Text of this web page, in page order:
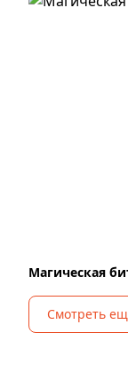
Магическая
Смотреть